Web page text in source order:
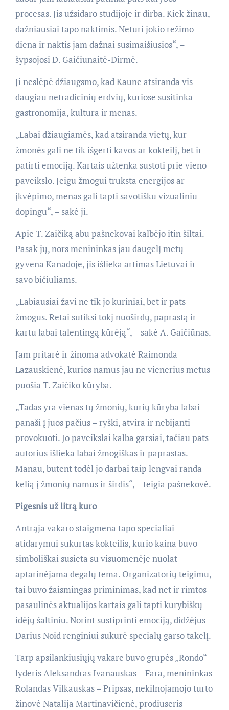
procesas. Jis užsidaro studijoje ir dirba. Kiek žinau,
dažniausiai tapo naktimis. Neturi jokio režimo –
diena ir naktis jam dažnai susimaišiusios“, –
šypsojosi D. Gaičiūnaitė-Dirmė.
Ji neslėpė džiaugsmo, kad Kaune atsiranda vis
daugiau netradicinių erdvių, kuriose susitinka
gastronomija, kultūra ir menas.
„Labai džiaugiamės, kad atsiranda vietų, kur
žmonės gali ne tik išgerti kavos ar kokteilį, bet ir
patirti emociją. Kartais užtenka sustoti prie vieno
paveikslo. Jeigu žmogui trūksta energijos ar
įkvėpimo, menas gali tapti savotišku vizualiniu
dopingu“, – sakė ji.
Apie T. Zaičiką abu pašnekovai kalbėjo itin šiltai.
Pasak jų, nors menininkas jau daugelį metų
gyvena Kanadoje, jis išlieka artimas Lietuvai ir
savo bičiuliams.
„Labiausiai žavi ne tik jo kūriniai, bet ir pats
žmogus. Retai sutiksi tokį nuoširdų, paprastą ir
kartu labai talentingą kūrėją“, – sakė A. Gaičiūnas.
Jam pritarė ir žinoma advokatė Raimonda
Lazauskienė, kurios namus jau ne vienerius metus
puošia T. Zaičiko kūryba.
„Tadas yra vienas tų žmonių, kurių kūryba labai
panaši į juos pačius – ryški, atvira ir nebijanti
provokuoti. Jo paveikslai kalba garsiai, tačiau pats
autorius išlieka labai žmogiškas ir paprastas.
Manau, būtent todėl jo darbai taip lengvai randa
kelią į žmonių namus ir širdis“, – teigia pašnekovė.
Pigesnis už litrą kuro
Antrąja vakaro staigmena tapo specialiai
atidarymui sukurtas kokteilis, kurio kaina buvo
simboliškai susieta su visuomenėje nuolat
aptarinėjama degalų tema. Organizatorių teigimu,
tai buvo žaismingas priminimas, kad net ir rimtos
pasaulinės aktualijos kartais gali tapti kūrybiškų
idėjų šaltiniu. Norint sustiprinti emociją, didžėjus
Darius Noid renginiui sukūrė specialų garso takelį.
Tarp apsilankiusiųjų vakare buvo grupės „Rondo“
lyderis Aleksandras Ivanauskas – Fara, menininkas
Rolandas Vilkauskas – Pripsas, nekilnojamojo turto
žinovė Natalija Martinavičienė, prodiuseris